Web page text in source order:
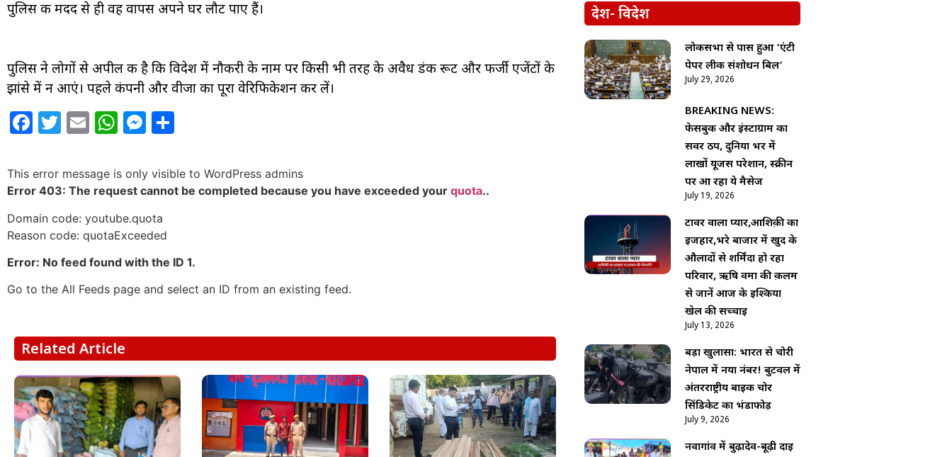
पुलिस की मदद से ही वह वापस अपने घर लौट पाए हैं।
पुलिस ने लोगों से अपील की है कि विदेश में नौकरी के नाम पर किसी भी तरह के अवैध डंकी रूट और फर्जी एजेंटों के
झांसे में न आएं। पहले कंपनी और वीजा का पूरा वेरिफिकेशन कर लें।
Facebook
Twitter
EmailWhatsApp
Messenger
This error message is only visible to WordPress admins
Error 403: The request cannot be completed because you have exceeded your quota..
Domain code: youtube.quota
Reason code: quotaExceeded
Error: No feed found with the ID 1.
Go to the All Feeds page and select an ID from an existing feed.
Related Article
देश- विदेश
लोकसभा से पास हुआ ‘एंटी
पेपर लीक संशोधन बिल’
July 29, 2026
BREAKING NEWS:
फेसबुक और इंस्टाग्राम का
सर्वर ठप, दुनिया भर में
लाखों यूजर्स परेशान, स्क्रीन
पर आ रहा ये मैसेज
July 19, 2026
टावर वाला प्यार,आशिक़ी का
इजहार,भरे बाजार में खुद के
औलादों से शर्मिंदा हो रहा
परिवार, ऋषि वर्मा की क़लम
से जानें आज के इश्किया
खेल की सच्चाई
July 13, 2026
बड़ा खुलासा: भारत से चोरी
नेपाल में नया नंबर! बुटवल में
अंतरराष्ट्रीय बाइक चोर
सिंडिकेट का भंडाफोड़
July 9, 2026
नवागांव में बुढ़ादेव-बूढ़ी दाई